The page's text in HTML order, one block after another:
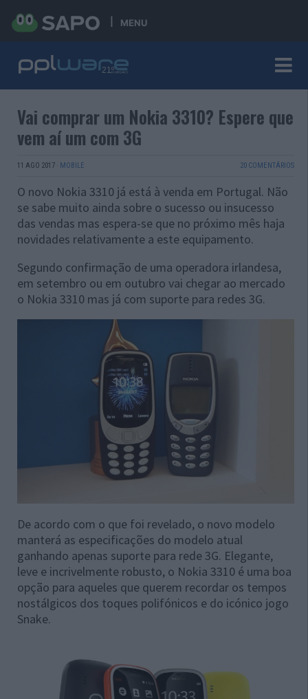
MENU
Vai comprar um Nokia 3310? Espere que
vem aí um com 3G
11 AGO 2017 · MOBILE 20 COMENTÁRIOS
O novo Nokia 3310 já está à venda em Portugal. Não
se sabe muito ainda sobre o sucesso ou insucesso
das vendas mas espera-se que no próximo mês haja
novidades relativamente a este equipamento.
Segundo confirmação de uma operadora irlandesa,
em setembro ou em outubro vai chegar ao mercado
o Nokia 3310 mas já com suporte para redes 3G.
De acordo com o que foi revelado, o novo modelo
manterá as especificações do modelo atual
ganhando apenas suporte para rede 3G. Elegante,
leve e incrivelmente robusto, o Nokia 3310 é uma boa
opção para aqueles que querem recordar os tempos
nostálgicos dos toques polifónicos e do icónico jogo
Snake.